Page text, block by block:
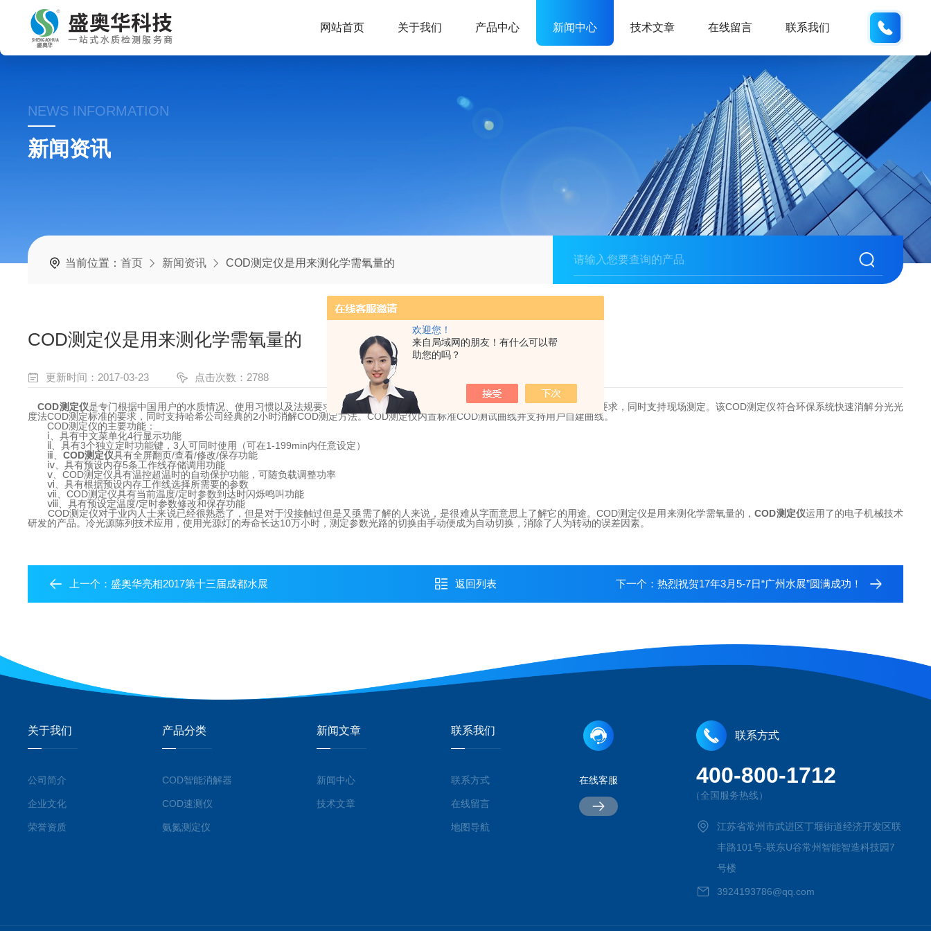
欢迎您！
来自局域网的朋友！有什么可以帮
助您的吗？
网站首页 关于我们 产品中心 新闻中心 技术文章 在线留言 联系我们
NEWS INFORMATION
新闻资讯
当前位置：首页 新闻资讯 COD测定仪是用来测化学需氧量的
COD测定仪是用来测化学需氧量的
更新时间：2017-03-23 点击次数：2788
COD测定仪是专门根据中国用户的水质情况、使用习惯以及法规要求而开发的一款光度法COD快速测定仪，满足实验室的日常测定要求，同时支持现场测定。该COD测定仪符合环保系统快速消解分光光
度法COD测定标准的要求，同时支持哈希公司经典的2小时消解COD测定方法。COD测定仪内置标准COD测试曲线并支持用户自建曲线。
COD测定仪的主要功能：
ⅰ、具有中文菜单化4行显示功能
ⅱ、具有3个独立定时功能键，3人可同时使用（可在1-199min内任意设定）
ⅲ、COD测定仪具有全屏翻页/查看/修改/保存功能
ⅳ、具有预设内存5条工作线存储调用功能
ⅴ、COD测定仪具有温控超温时的自动保护功能，可随负载调整功率
ⅵ、具有根据预设内存工作线选择所需要的参数
ⅶ、COD测定仪具有当前温度/定时参数到达时闪烁鸣叫功能
ⅷ、具有预设定温度/定时参数修改和保存功能
COD测定仪对于业内人士来说已经很熟悉了，但是对于没接触过但是又亟需了解的人来说，是很难从字面意思上了解它的用途。COD测定仪是用来测化学需氧量的，COD测定仪运用了的电子机械技术
研发的产品。冷光源陈列技术应用，使用光源灯的寿命长达10万小时，测定参数光路的切换由手动便成为自动切换，消除了人为转动的误差因素。
上一个：盛奥华亮相2017第十三届成都水展 返回列表 下一个： 热烈祝贺17年3月5-7日“广州水展”圆满成功！
关于我们
公司简介
企业文化
荣誉资质
产品分类
COD智能消解器
COD速测仪
氨氮测定仪
新闻文章
新闻中心
技术文章
联系我们
联系方式
在线留言
地图导航
在线客服
联系方式
400-800-1712
（全国服务热线）
江苏省常州市武进区丁堰街道经济开发区联
丰路101号-联东U谷常州智能智造科技园7
号楼
3924193786@qq.com